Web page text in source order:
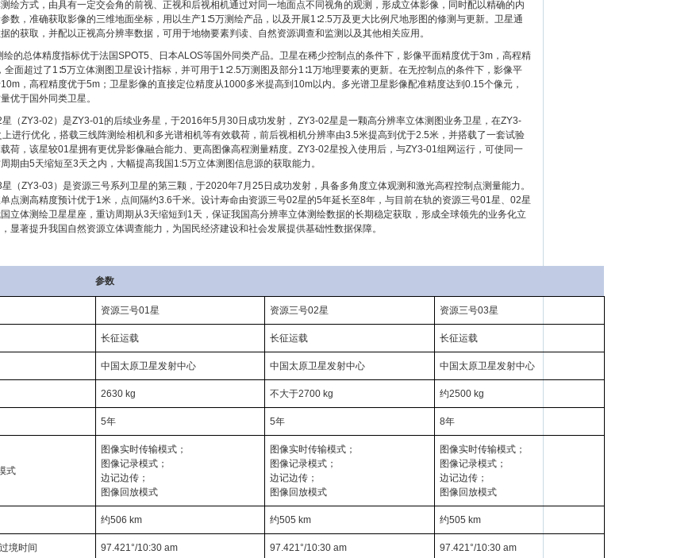
绘方式，由具有一定交会角的前视、正视和后视相机通过对同一地面点不同视角的观测，形成立体影像，同时配以精确的内
数，准确获取影像的三维地面坐标，用以生产1∶5万测绘产品，以及开展1∶2.5万及更大比例尺地形图的修测与更新。卫星通
的获取，并配以正视高分辨率数据，可用于地物要素判读、自然资源调查和监测以及其他相关应用。
绘的总体精度指标优于法国SPOT5、日本ALOS等国外同类产品。卫星在稀少控制点的条件下，影像平面精度优于3m，高程精
全面超过了1∶5万立体测图卫星设计指标，并可用于1∶2.5万测图及部分1∶1万地理要素的更新。在无控制点的条件下，影像平
，高程精度优于5m；卫星影像的直接定位精度从1000多米提高到10m以内。多光谱卫星影像配准精度达到0.15个像元，
优于国外同类卫星。
星（ZY3-02）是ZY3-01的后续业务星，于2016年5月30日成功发射， ZY3-02星是一颗高分辨率立体测图业务卫星，在ZY3-
进行优化，搭载三线阵测绘相机和多光谱相机等有效载荷，前后视相机分辨率由3.5米提高到优于2.5米，并搭载了一套试验
荷，该星较01星拥有更优异影像融合能力、更高图像高程测量精度。ZY3-02星投入使用后，与ZY3-01组网运行，可使同一
期由5天缩短至3天之内，大幅提高我国1:5万立体测图信息源的获取能力。
（ZY3-03）是资源三号系列卫星的第三颗，于2020年7月25日成功发射，具备多角度立体观测和激光高程控制点测量能力。
点测高精度预计优于1米，点间隔约3.6千米。设计寿命由资源三号02星的5年延长至8年，与目前在轨的资源三号01星、02星
立体测绘卫星星座，重访周期从3天缩短到1天，保证我国高分辨率立体测绘数据的长期稳定获取，形成全球领先的业务化立
显著提升我国自然资源立体调查能力，为国民经济建设和社会发展提供基础性数据保障。
参数
资源三号01星 资源三号02星 资源三号03星
长征运载 长征运载 长征运载
中国太原卫星发射中心 中国太原卫星发射中心 中国太原卫星发射中心
2630 kg 不大于2700 kg 约2500 kg
5年 5年 8年
式
图像实时传输模式；
图像记录模式；
边记边传；
图像回放模式
图像实时传输模式；
图像记录模式；
边记边传；
图像回放模式
图像实时传输模式；
图像记录模式；
边记边传；
图像回放模式
约506 km 约505 km 约505 km
境时间 97.421°/10:30 am 97.421°/10:30 am 97.421°/10:30 am